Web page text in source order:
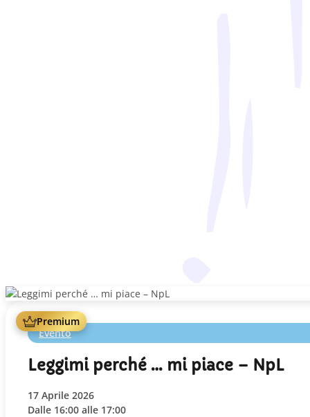
Premium
Evento
Leggimi perché … mi piace – NpL
17 Aprile 2026
Dalle 16:00 alle 17:00